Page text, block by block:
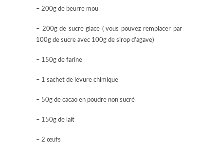
– 200g de beurre mou
– 200g de sucre glace ( vous pouvez remplacer par
100g de sucre avec 100g de sirop d’agave)
– 150g de farine
– 1 sachet de levure chimique
– 50g de cacao en poudre non sucré
– 150g de lait
– 2 œufs